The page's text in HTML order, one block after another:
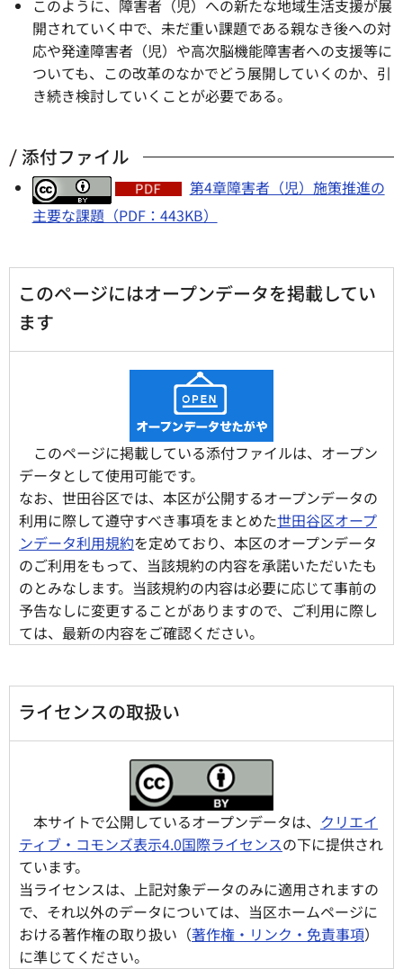
このように、障害者（児）への新たな地域生活支援が展
開されていく中で、未だ重い課題である親なき後への対
応や発達障害者（児）や高次脳機能障害者への支援等に
ついても、この改革のなかでどう展開していくのか、引
き続き検討していくことが必要である。
添付ファイル
第4章障害者（児）施策推進の
主要な課題（PDF：443KB）
このページにはオープンデータを掲載してい
ます
このページに掲載している添付ファイルは、オープン
データとして使用可能です。
なお、世田谷区では、本区が公開するオープンデータの
利用に際して遵守すべき事項をまとめた世田谷区オープ
ンデータ利用規約を定めており、本区のオープンデータ
のご利用をもって、当該規約の内容を承諾いただいたも
のとみなします。当該規約の内容は必要に応じて事前の
予告なしに変更することがありますので、ご利用に際し
ては、最新の内容をご確認ください。
ライセンスの取扱い
本サイトで公開しているオープンデータは、 クリエイ
ティブ・コモンズ表示4.0国際ライセンスの下に提供され
ています。
当ライセンスは、上記対象データのみに適用されますの
で、それ以外のデータについては、当区ホームページに
おける著作権の取り扱い（著作権・リンク・免責事項）
に準じてください。